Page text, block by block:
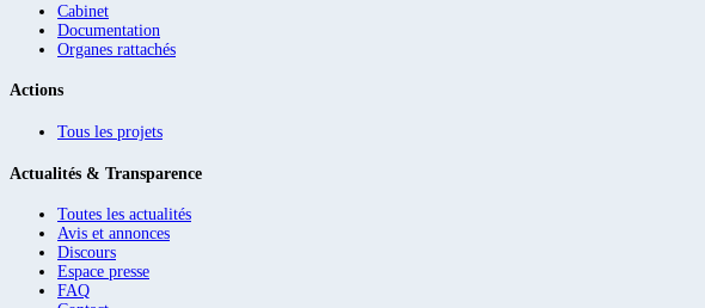
Cabinet
Documentation
Organes rattachés
Actions
Tous les projets
Actualités & Transparence
Toutes les actualités
Avis et annonces
Discours
Espace presse
FAQ